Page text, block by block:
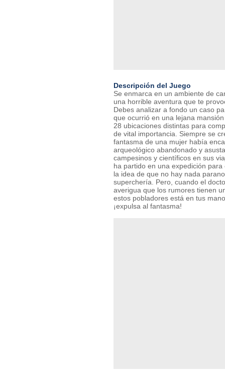
Descripción del Juego
Se enmarca en un ambiente de
una horrible aventura que te
Debes analizar a fondo un caso
que ocurrió en una lejana
28 ubicaciones distintas para
de vital importancia. Siempre se
fantasma de una mujer había
arqueológico abandonado y
campesinos y científicos en sus
ha partido en una expedición
la idea de que no hay nada
superchería. Pero, cuando el
averigua que los rumores tienen
estos pobladores está en tus
¡expulsa al fantasma!